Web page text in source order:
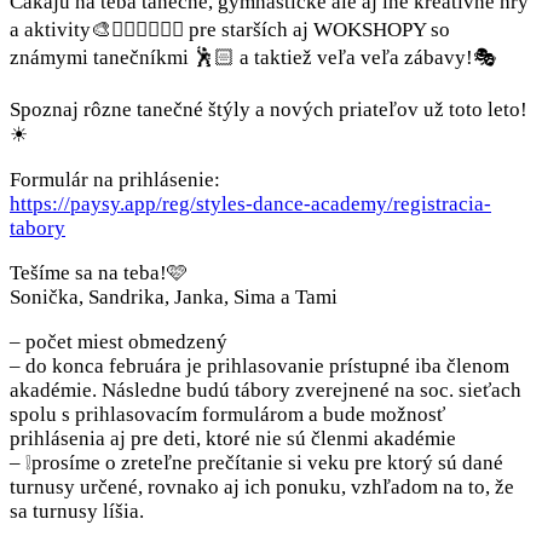
a aktivity🎨🤸🏻‍♂🤹🏽‍♀ pre starších aj WOKSHOPY so
známymi tanečníkmi 🕺🏻 a taktiež veľa veľa zábavy!🎭
Spoznaj rôzne tanečné štýly a nových priateľov už toto leto!
☀
Formulár na prihlásenie:
https://paysy.app/reg/styles-dance-academy/registracia-
tabory
Tešíme sa na teba!🩷
Sonička, Sandrika, Janka, Sima a Tami
– počet miest obmedzený
– do konca februára je prihlasovanie prístupné iba členom
akadémie. Následne budú tábory zverejnené na soc. sieťach
spolu s prihlasovacím formulárom a bude možnosť
prihlásenia aj pre deti, ktoré nie sú členmi akadémie
– ⁠❕prosíme o zreteľne prečítanie si veku pre ktorý sú dané
turnusy určené, rovnako aj ich ponuku, vzhľadom na to, že
sa turnusy líšia.